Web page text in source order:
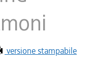
versione stampabile